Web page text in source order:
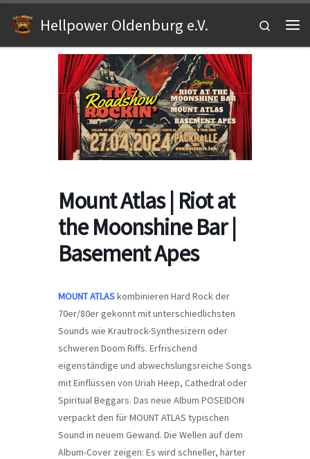
Zum Inhalt springen
Hellpower Oldenburg e.V.
Search
Mount Atlas | Riot at
the Moonshine Bar |
Basement Apes
MOUNT ATLASkombinieren Hard Rock der
70er/80er gekonnt mit unterschiedlichsten
Sounds wie Krautrock-Synthesizern oder
schweren Doom Riffs. Erfrischend
eigenständige und abwechslungsreiche Songs
mit Einflüssen von Uriah Heep, Cathedral oder
Spiritual Beggars. Das neue Album POSEIDON
verpackt den für MOUNT ATLAS typischen
Sound in neuem Gewand. Die Wellen auf dem
Album-Cover zeigen: Es wird schneller, härter